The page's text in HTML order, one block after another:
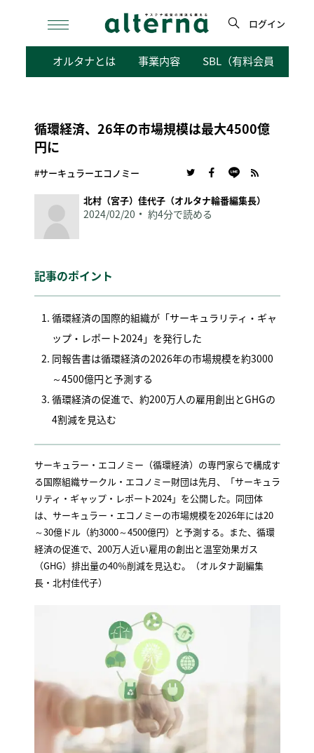
検
ログイン
オルタナとは 事業内容 SBL（有料会員向けサ
循環経済、26年の市場規模は最大4500億
円に
#サーキュラーエコノミー
北村（宮子）佳代子（オルタナ輪番編集長）
2024/02/20 約4分で読める
記事のポイント
循環経済の国際的組織が「サーキュラリティ・ギャ
ップ・レポート2024」を発行した
同報告書は循環経済の2026年の市場規模を約3000
～4500億円と予測する
循環経済の促進で、約200万人の雇用創出とGHGの
4割減を見込む
サーキュラー・エコノミー（循環経済）の専門家らで構成す
る国際組織サークル・エコノミー財団は先月、「サーキュラ
リティ・ギャップ・レポート2024」を公開した。同団体
は、サーキュラー・エコノミーの市場規模を2026年には20
～30億ドル（約3000～4500億円）と予測する。また、循環
経済の促進で、200万人近い雇用の創出と温室効果ガス
（GHG）排出量の40％削減を見込む。（オルタナ副編集
長・北村佳代子）